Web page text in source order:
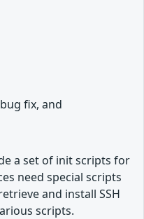
fix, and
a set of init scripts for
need special scripts
and install SSH
scripts.